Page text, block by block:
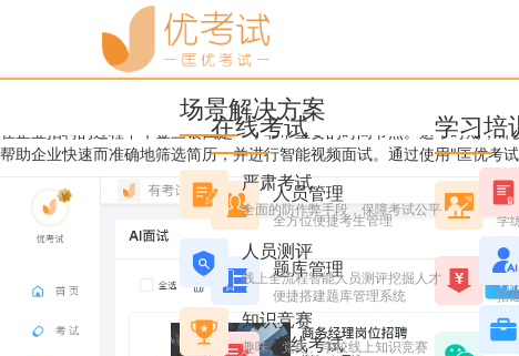
在线考试
人员管理
全方位便捷考生管理
题库管理
便捷搭建题库管理系统
在线考试
学习培
学
学
知
搭
微
场景解决方案
严肃考试
全面的防作弊手段，保障考试公平
人员测评
线上全流程智能人员测评挖掘人才
知识竞赛
趣味、党史、学校线上知识竞赛
企业招聘必看|关于企业金三
2024年4月01日 星期一 12:00 阅读 3692
在企业招聘的过程中，金三银四是一个非常重要的时间节点。这个时期，
帮助企业快速而准确地筛选简历，并进行智能视频面试。通过使用"匡优考